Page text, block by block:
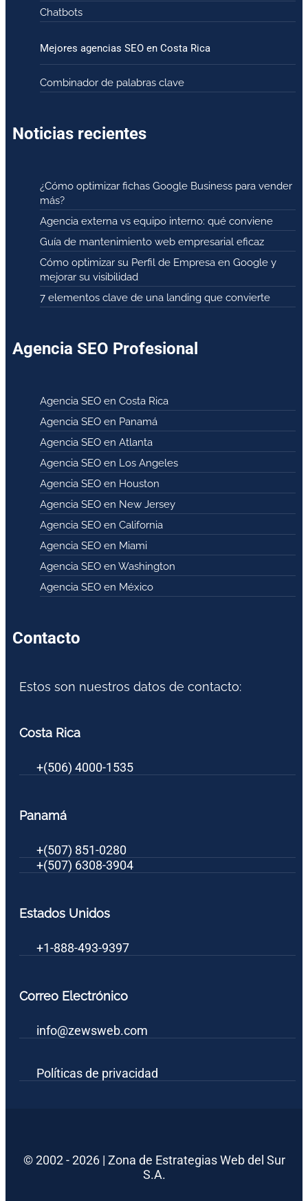
Chatbots
Mejores agencias SEO en Costa Rica
Combinador de palabras clave
Noticias recientes
¿Cómo optimizar fichas Google Business para vender
más?
Agencia externa vs equipo interno: qué conviene
Guía de mantenimiento web empresarial eficaz
Cómo optimizar su Perfil de Empresa en Google y
mejorar su visibilidad
7 elementos clave de una landing que convierte
Agencia SEO Profesional
Agencia SEO en Costa Rica
Agencia SEO en Panamá
Agencia SEO en Atlanta
Agencia SEO en Los Angeles
Agencia SEO en Houston
Agencia SEO en New Jersey
Agencia SEO en California
Agencia SEO en Miami
Agencia SEO en Washington
Agencia SEO en México
Contacto
Estos son nuestros datos de contacto:
Costa Rica
+(506) 4000-1535
Panamá
+(507) 851-0280
+(507) 6308-3904
Estados Unidos
+1-888-493-9397
Correo Electrónico
info@zewsweb.com
Políticas de privacidad
© 2002 - 2026 | Zona de Estrategias Web del Sur
S.A.